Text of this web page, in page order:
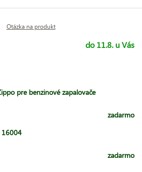
Otázka na produkt
do 11.8. u Vás
pre benzinové zapalovače
zadarmo
16004
zadarmo